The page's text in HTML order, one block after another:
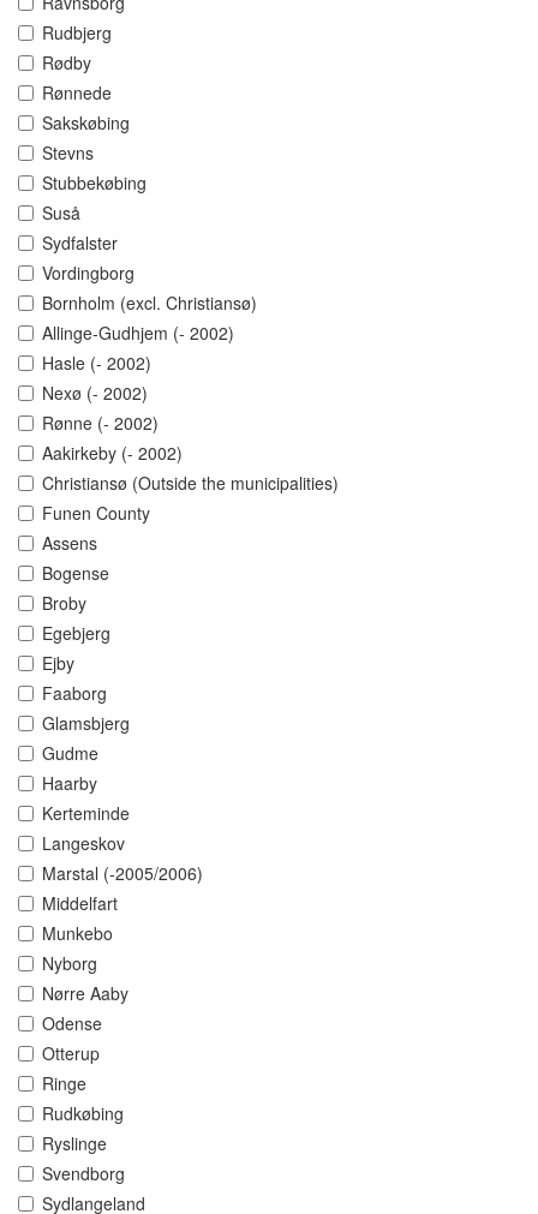
Rudbjerg
Rødby
Rønnede
Sakskøbing
Stevns
Stubbekøbing
Suså
Sydfalster
Vordingborg
Bornholm (excl. Christiansø)
Allinge-Gudhjem (- 2002)
Hasle (- 2002)
Nexø (- 2002)
Rønne (- 2002)
Aakirkeby (- 2002)
Christiansø (Outside the municipalities)
Funen County
Assens
Bogense
Broby
Egebjerg
Ejby
Faaborg
Glamsbjerg
Gudme
Haarby
Kerteminde
Langeskov
Marstal (-2005/2006)
Middelfart
Munkebo
Nyborg
Nørre Aaby
Odense
Otterup
Ringe
Rudkøbing
Ryslinge
Svendborg
Sydlangeland